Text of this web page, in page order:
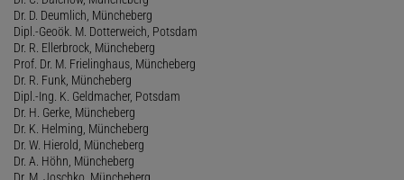
Dr. D. Deumlich, Müncheberg
Dipl.-Geoök. M. Dotterweich, Potsdam
Dr. R. Ellerbrock, Müncheberg
Prof. Dr. M. Frielinghaus, Müncheberg
Dr. R. Funk, Müncheberg
Dipl.-Ing. K. Geldmacher, Potsdam
Dr. H. Gerke, Müncheberg
Dr. K. Helming, Müncheberg
Dr. W. Hierold, Müncheberg
Dr. A. Höhn, Müncheberg
Dr. M. Joschko, Müncheberg